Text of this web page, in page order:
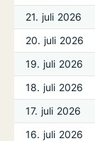
21. juli 2026
20. juli 2026
19. juli 2026
18. juli 2026
17. juli 2026
16. juli 2026